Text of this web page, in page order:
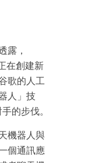
露，
在創建新
歌的人工
人」技
的步伐。
機器人與
個通訊應